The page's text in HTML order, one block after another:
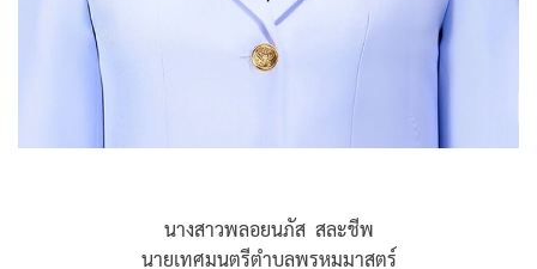
นางสาวพลอยนภัส สละชีพ
นายเทศมนตรีตำบลพรหมมาสตร์